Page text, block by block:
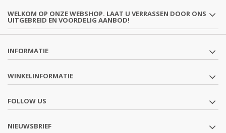
WELKOM OP ONZE WEBSHOP. LAAT U VERRASSEN DOOR ONS
UITGEBREID EN VOORDELIG AANBOD!
INFORMATIE
WINKELINFORMATIE
FOLLOW US
NIEUWSBRIEF